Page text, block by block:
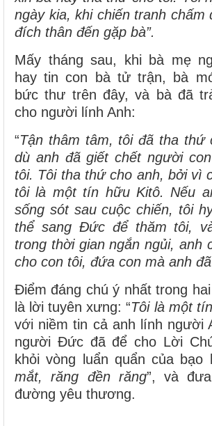
ngày kia, khi chiến tranh chấm
đích thân đến gặp bà”.
Mấy tháng sau, khi bà mẹ
hay tin con bà tử trận, bà
bức thư trên đây, và bà đã
cho người lính Anh:
“Tận thâm tâm, tôi đã tha thứ
dù anh đã giết chết người
tôi. Tôi tha thứ cho anh, bởi vì
tôi là một tín hữu Kitô. Nếu
sống sót sau cuộc chiến, tôi
thể sang Đức để thăm tôi,
trong thời gian ngắn ngủi, anh
cho con tôi, đứa con mà anh đã
Điểm đáng chú ý nhất trong
là lời tuyên xưng: “Tôi là một
với niềm tin cả anh lính người
người Đức đã để cho Lời
khỏi vòng luẩn quẩn của bạo
mắt, răng đền răng”, và
đường yêu thương.